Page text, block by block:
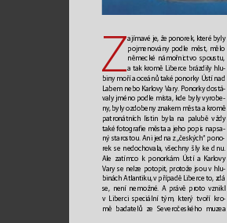
Zajímavé je, že ponorek, které byly
pojmenovány podle měst, mělo
německé námořnictvo spoustu,
a tak kromě Liberce brázdily hlu-
biny moří a oceánů také ponorky Ústí nad
Labem nebo Karlovy Vary. Ponorky dostá-
valy jméno podle místa, kde byly vyrobe-
ny, byly ozdobeny znakem města akromě
patronátních listin byla na palubě vždy
také fotografie města a jeho popis napsa-
ný starostou. Ani jedna z „českých“ pono-
rek se nedochovala, všechny šly ke dnu.
Ale zatímco k ponorkám Ústí a Karlovy
Vary se nelze potopit, protože jsou v hlu-
binách Atlantiku, v případě Liberce to, zdá
se, není nemožné. A právě proto vznikl
v Liberci speciální tým, který tvoří kro-
mě badatelů ze Severočeského muzea